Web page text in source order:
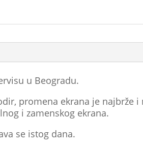
u Beogradu.
promena ekrana je najbrže
i zamenskog ekrana.
se istog dana.